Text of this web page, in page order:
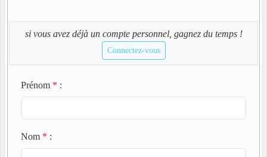
si vous avez déjà un compte personnel, gagnez du temps !
Connectez-vous
Prénom * :
Nom * :